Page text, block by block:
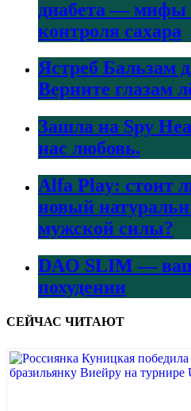
диабета — мифы
контроля сахара
Ястреб Бальзам
Верните глазам
Зашла на Spy
нас любовь.
Alfa Play: стоит
новый
мужской силы?
DAO SLIM —
похудении
СЕЙЧАС ЧИТАЮТ